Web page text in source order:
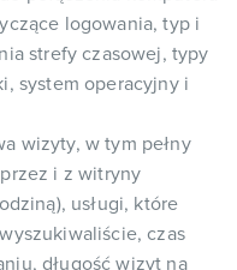
logowania, typ i
strefy czasowej, typy
system operacyjny i
wizyty, w tym pełny
i z witryny
usługi, które
czas
długość wizyt na